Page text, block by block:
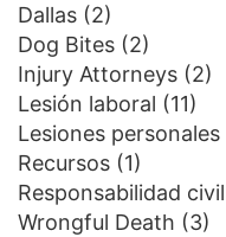
Dallas (2)
Dog Bites (2)
Injury Attorneys (2)
Lesión laboral (11)
Lesiones personales
Recursos (1)
Responsabilidad civil
Wrongful Death (3)